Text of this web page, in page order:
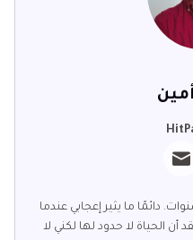
دائمًا ما يثير إعجابي عندما
أن الحياة لا حدود لها لكني لا